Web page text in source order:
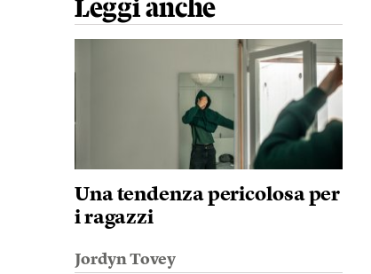
Leggi anche
Una tendenza pericolosa per
i ragazzi
Jordyn Tovey